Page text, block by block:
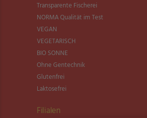
Transparente Fischerei
NORMA Qualität im Test
VEGAN
VEGETARISCH
BIO SONNE
Ohne Gentechnik
Glutenfrei
Laktosefrei
Filialen